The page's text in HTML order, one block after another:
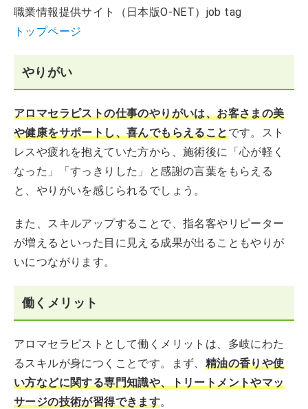
職業情報提供サイト（日本版O-NET）job tag
トップページ
やりがい
アロマセラピストの仕事のやりがいは、お客さまの美
や健康をサポートし、喜んでもらえることです。スト
レスや疲れを抱えていた方から、施術後に「心が軽く
なった」「すっきりした」と感謝の言葉をもらえる
と、やりがいを感じられるでしょう。
また、スキルアップすることで、指名客やリピーター
が増えるといった目に見える成果が出ることもやりが
いにつながります。
働くメリット
アロマセラピストとして働くメリットは、多岐にわた
るスキルが身につくことです。まず、 精油の香りや使
い方などに関する専門知識や、トリートメントやマッ
サージの技術が習得できます。